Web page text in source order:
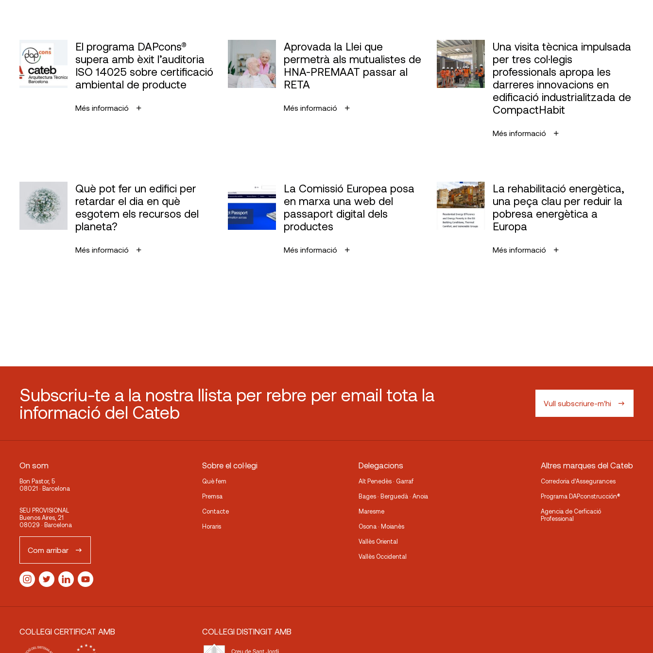
El programa DAPcons®
supera amb èxit l’auditoria
ISO 14025 sobre certificació
ambiental de producte
Més informació
Aprovada la Llei que
permetrà als mutualistes de
HNA-PREMAAT passar al
RETA
Més informació
Una visita tècnica impulsada
per tres col·legis
professionals apropa les
darreres innovacions en
edificació industrialitzada de
CompactHabit
Més informació
Què pot fer un edifici per
retardar el dia en què
esgotem els recursos del
planeta?
Més informació
La Comissió Europea posa
en marxa una web del
passaport digital dels
productes
Més informació
La rehabilitació energètica,
una peça clau per reduir la
pobresa energètica a
Europa
Més informació
Subscriu-te a la nostra llista per rebre per email tota la
informació del Cateb
Vull subscriure-m'hi
On som
Bon Pastor, 5
08021 · Barcelona
SEU PROVISIONAL
Buenos Aires, 21
08029 · Barcelona
Com arribar
Sobre el col·legi
Què fem
Premsa
Contacte
Horaris
Delegacions
Alt Penedès · Garraf
Bages · Berguedà · Anoia
Maresme
Osona · Moianès
Vallès Oriental
Vallès Occidental
Altres marques del Cateb
Corredoria d’Assegurances
Programa DAPconstrucción®
Agencia de Cerficació
Professional
COL·LEGI CERTIFICAT AMB COL·LEGI DISTINGIT AMB